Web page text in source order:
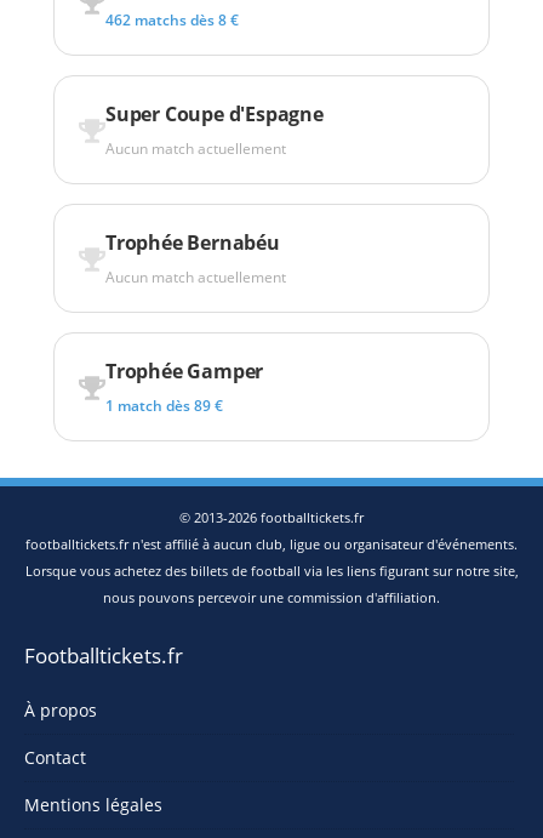
462 matchs dès 8 €
Super Coupe d'Espagne
Aucun match actuellement
Trophée Bernabéu
Aucun match actuellement
Trophée Gamper
1 match dès 89 €
© 2013-2026 footballtickets.fr
footballtickets.fr n'est affilié à aucun club, ligue ou organisateur d'événements.
Lorsque vous achetez des billets de football via les liens figurant sur notre site,
nous pouvons percevoir une commission d'affiliation.
Footballtickets.fr
À propos
Contact
Mentions légales